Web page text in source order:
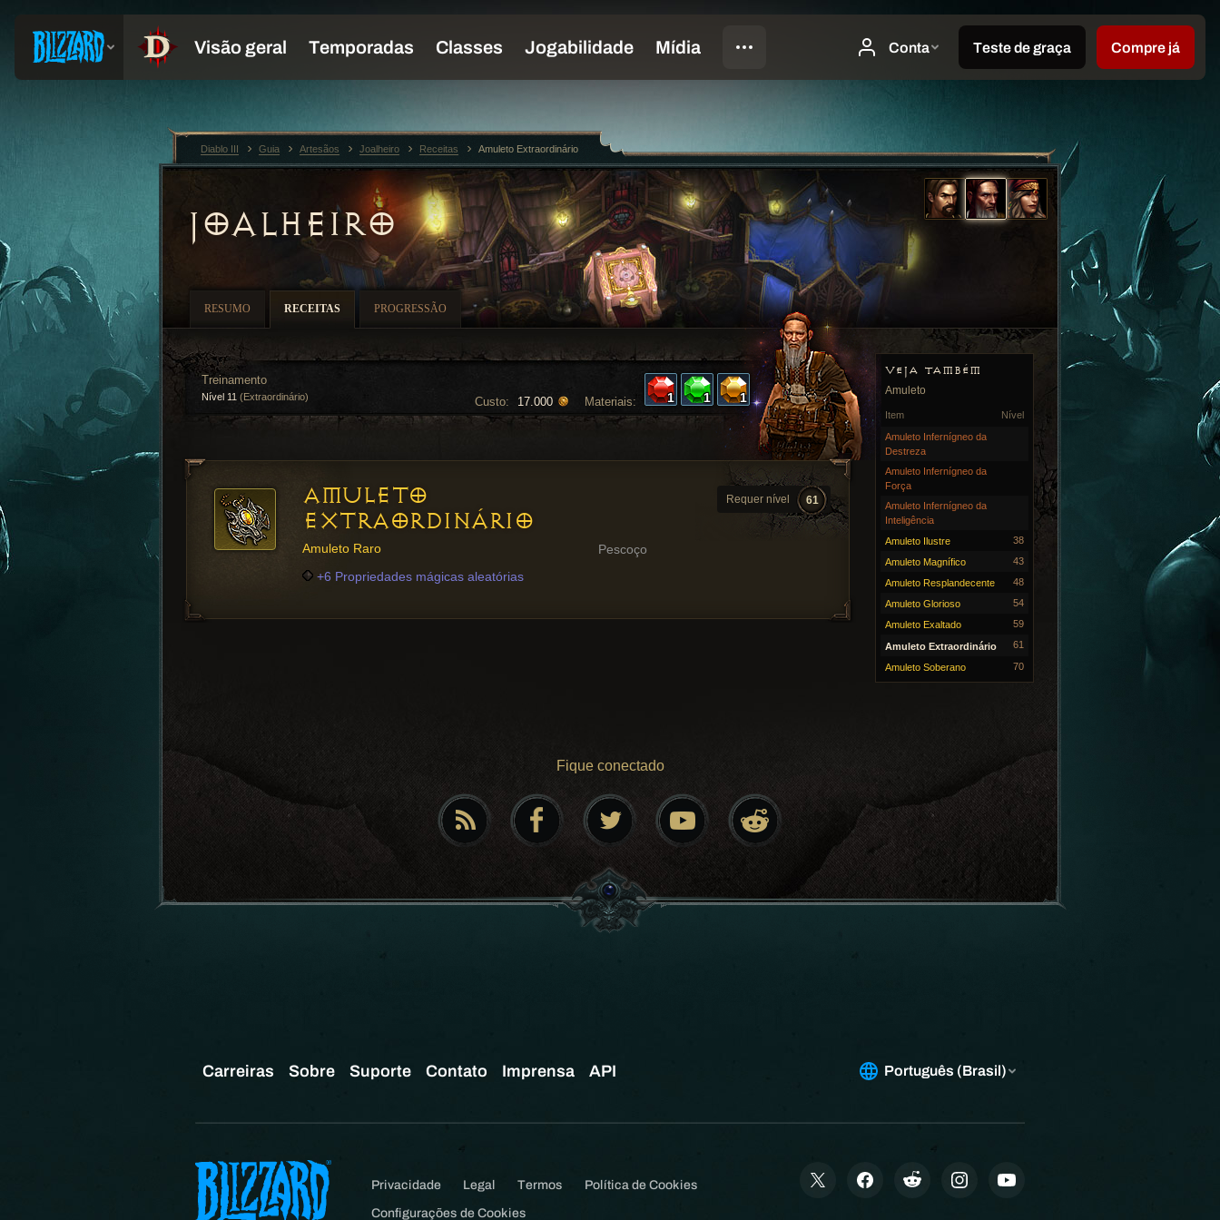
JOALHEIRO
RESUMO RECEITAS PROGRESSÃO
VEJA TAMBÉM
Amuleto
Nível
Item
Amuleto Infernígneo da
Destreza
Amuleto Infernígneo da
Força
Amuleto Infernígneo da
Inteligência
Amuleto Ilustre
38
Amuleto Magnífico 43
Amuleto Resplandecente 48
Amuleto Glorioso 54
Amuleto Exaltado 59
Amuleto Extraordinário 61
Amuleto Soberano 70
Materiais: 1 1 1
Custo: 17.000
Treinamento
Nível 11 (Extraordinário)
Requer nível 61
AMULETO
EXTRAORDINÁRIO
Pescoço
Amuleto Raro
+6 Propriedades mágicas aleatórias
Fique conectado
Diablo III Guia Artesãos Joalheiro Receitas Amuleto Extraordinário